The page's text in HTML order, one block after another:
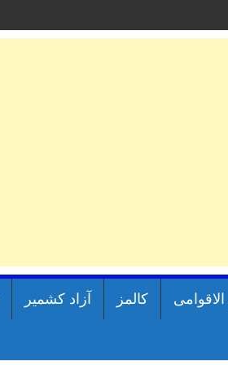
کالمز آزاد کشمیر